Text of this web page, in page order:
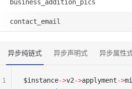
business_addition_pics
contact_email
异步纯链式 异步声明式 异步属性
$instance->v2->applyment->
1